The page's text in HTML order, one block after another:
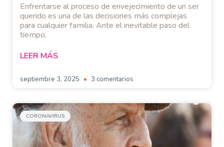
Enfrentarse al proceso de envejecimiento de un ser
querido es una de las decisiones más complejas
para cualquier familia. Ante el inevitable paso del
tiempo,
LEER MÁS
septiembre 3, 2025 3 comentarios
CORONAVIRUS